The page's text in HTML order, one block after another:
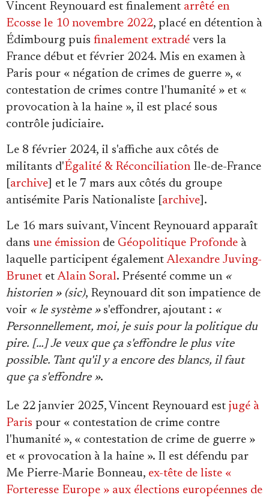
Vincent Reynouard est finalement arrêté en
Ecosse le 10 novembre 2022, placé en détention à
Édimbourg puis finalement extradé vers la
France début et février 2024. Mis en examen à
Paris pour « négation de crimes de guerre », «
contestation de crimes contre l'humanité » et «
provocation à la haine », il est placé sous
contrôle judiciaire.
Le 8 février 2024, il s'affiche aux côtés de
militants d'Égalité & RéconciliationIle-de-France
archive ] et le 7 mars aux côtés du groupe
antisémite Paris Nationaliste [ archive ].
Le 16 mars suivant, Vincent Reynouard apparaît
dans une émissionde Géopolitique Profonde à
laquelle participent également Alexandre Juving-
Brunet et Alain Soral. Présenté comme un «
historien » (sic), Reynouard dit son impatience de
voir « le système »s'effondrer, ajoutant : «
Personnellement, moi, je suis pour la politique du
pire. […] Je veux que ça s'effondre le plus vite
possible. Tant qu'il y a encore des blancs, il faut
que ça s'effondre ».
Le 22 janvier 2025, Vincent Reynouard est jugé à
Paris pour « contestation de crime contre
l'humanité », « contestation de crime de guerre »
et « provocation à la haine ». Il est défendu par
Me Pierre-Marie Bonneau, ex-tête de liste «
Forteresse Europe » aux élections européennes de